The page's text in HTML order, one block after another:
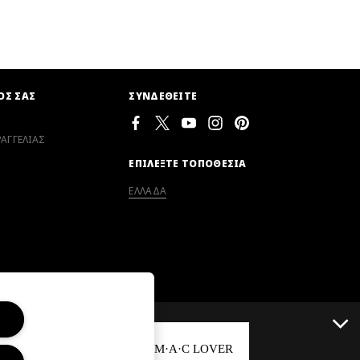
ΓΙΝΕ ΜΕΛΟΣ ΤΟΥ M·A·C LOVER
ΣΑΣ
ΣΥΝΔΕΘΕΙΤΕ
ΕΠΙΛΕΞΤΕ ΤΟΠΟΘΕΣΙΑ
ΕΛΛΑΔΑ